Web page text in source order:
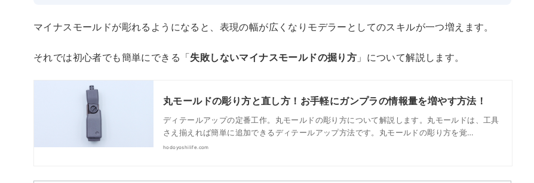
マイナスモールドが彫れるようになると、表現の幅が広くなりモデラーとしてのスキルが一つ増えます。
それでは初心者でも簡単にできる「失敗しないマイナスモールドの掘り方 」について解説します。
丸モールドの彫り方と直し方！お手軽にガンプラの情報量を増やす方法！
ディテールアップの定番工作。丸モールドの彫り方について解説します。丸モールドは、工具
さえ揃えれば簡単に追加できるディテールアップ方法です。丸モールドの彫り方を覚…
hodoyoshilife.com